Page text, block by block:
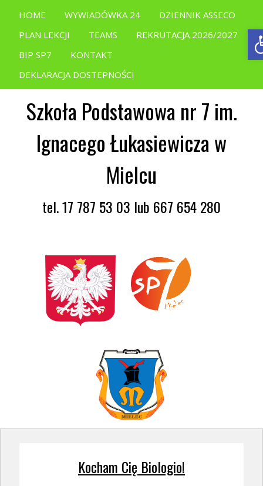
HOME WYWIADÓWKA 24
DZIENNIK ASSECO
PLAN LEKCJI
TEAMS
REKRUTACJA 2026/2027
BIP SP7
KONTAKT
DEKLARACJA DOSTEPNOŚCI
Szkoła Podstawowa nr 7 im.
Ignacego Łukasiewicza w
Mielcu
tel. 17 787 53 03 lub 667 654 280
Kocham Cię Biologio!